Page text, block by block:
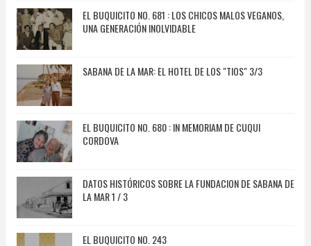
EL BUQUICITO NO. 681 : LOS CHICOS MALOS VEGANOS,
UNA GENERACIÓN INOLVIDABLE
SABANA DE LA MAR: EL HOTEL DE LOS "TIOS" 3/3
EL BUQUICITO NO. 680 : IN MEMORIAM DE CUQUI
CORDOVA
DATOS HISTÓRICOS SOBRE LA FUNDACION DE SABANA DE
LA MAR 1 / 3
EL BUQUICITO NO. 243